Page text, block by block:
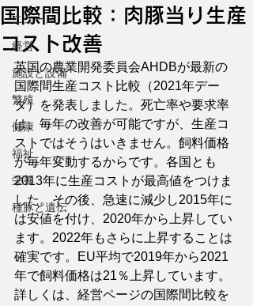
ニュース
経営
施設と設備
繁殖
健康
福祉
栄養
種豚と遺伝
国際間比較：肉豚当り生産
コスト改善
英国の農業開発委員会AHDBが最新の
国際間生産コスト比較（2021年デー
タ）を発表しました。死亡率や要求率
は、毎年の改善が可能ですが、生産コ
ストではそうはいきません。飼料価格
が毎年変動するからです。各国とも
2013年に生産コストが最高値をつけま
した。その後、急速に減少し2015年に
は安値を付け、2020年から上昇してい
ます。2022年もさらに上昇することは
確実です。EU平均で2019年から2021
年で飼料価格は21％上昇しています。
詳しくは、経営ページの国際間比較を